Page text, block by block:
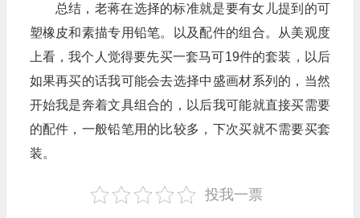
总结，老蒋在选择的标准就是要有女儿提到的可
塑橡皮和素描专用铅笔。以及配件的组合。从美观度
上看，我个人觉得要先买一套马可19件的套装，以后
如果再买的话我可能会去选择中盛画材系列的，当然
开始我是奔着文具组合的，以后我可能就直接买需要
的配件，一般铅笔用的比较多，下次买就不需要买套
装。
投我一票